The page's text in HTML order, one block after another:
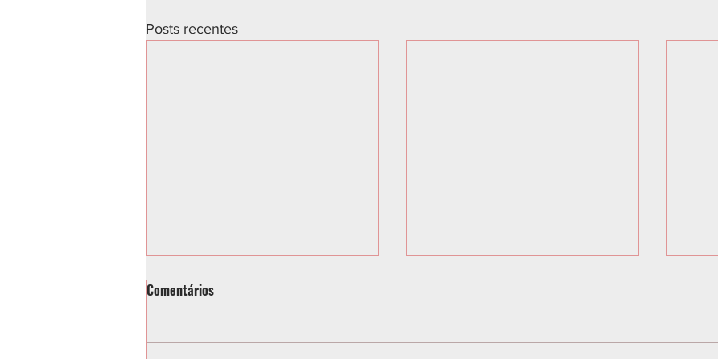
Posts recentes
Comentários